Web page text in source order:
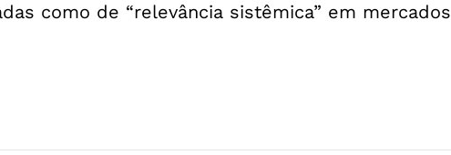
como de “relevância sistêmica” em mercados